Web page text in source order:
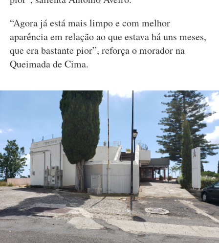
“Agora já está mais limpo e com melhor
aparência em relação ao que estava há uns meses,
que era bastante pior”, reforça o morador na
Queimada de Cima.